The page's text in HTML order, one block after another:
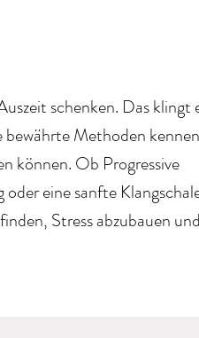
schenken. Das klingt
bewährte Methoden
können. Ob Progressive
eine sanfte
Stress abzubauen